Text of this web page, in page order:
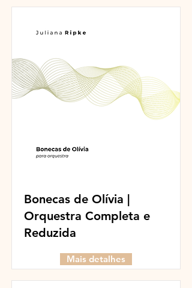
Bonecas de Olívia |
Orquestra Completa e
Reduzida
Mais detalhes